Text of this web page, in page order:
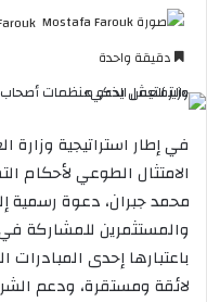
دقيقة واحدة
في إطار استراتيجية وزارة
الامتثال الطوعي لأحكام
محمد جبران، دعوة رسمية
والمستثمرين للمشاركة
باعتبارها إحدى
لائقة ومستقرة، ودعم